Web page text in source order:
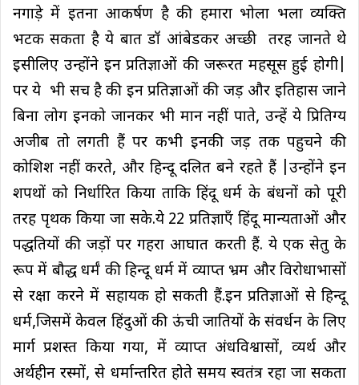
नगाड़े में इतना आकर्षण है की हमारा भोला भला व्यक्ति
भटक सकता है ये बात डॉ आंबेडकर अच्छी तरह जानते थे
इसीलिए उन्होंने इन प्रतिज्ञाओं की जरूरत महसूस हुई होगी|
पर ये भी सच है की इन प्रतिज्ञाओं की जड़ और इतिहास जाने
बिना लोग इनको जानकर भी मान नहीं पाते, उन्हें ये प्रितिग्य
अजीब तो लगती हैं पर कभी इनकी जड़ तक पहुचने की
कोशिश नहीं करते, और हिन्दू दलित बने रहते हैं |उन्होंने इन
शपथों को निर्धारित किया ताकि हिंदू धर्म के बंधनों को पूरी
तरह पृथक किया जा सके.ये 22 प्रतिज्ञाएँ हिंदू मान्यताओं और
पद्धतियों की जड़ों पर गहरा आघात करती हैं. ये एक सेतु के
रूप में बौद्ध धर्मं की हिन्दू धर्म में व्याप्त भ्रम और विरोधाभासों
से रक्षा करने में सहायक हो सकती हैं.इन प्रतिज्ञाओं से हिन्दू
धर्म,जिसमें केवल हिंदुओं की ऊंची जातियों के संवर्धन के लिए
मार्ग प्रशस्त किया गया, में व्याप्त अंधविश्वासों, व्यर्थ और
अर्थहीन रस्मों, से धर्मान्तरित होते समय स्वतंत्र रहा जा सकता